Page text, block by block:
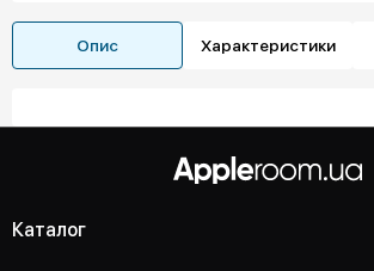
Опис Характеристики
Каталог